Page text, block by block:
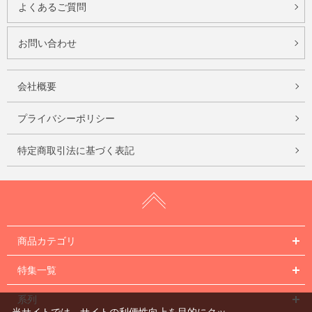
よくあるご質問
お問い合わせ
会社概要
プライバシーポリシー
特定商取引法に基づく表記
商品カテゴリ
特集一覧
系列